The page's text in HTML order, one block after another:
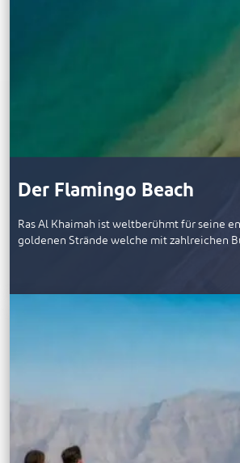
Der Flamingo Beach
Ras Al Khaimah ist weltberühmt für seine
goldenen Strände welche mit zahlreichen